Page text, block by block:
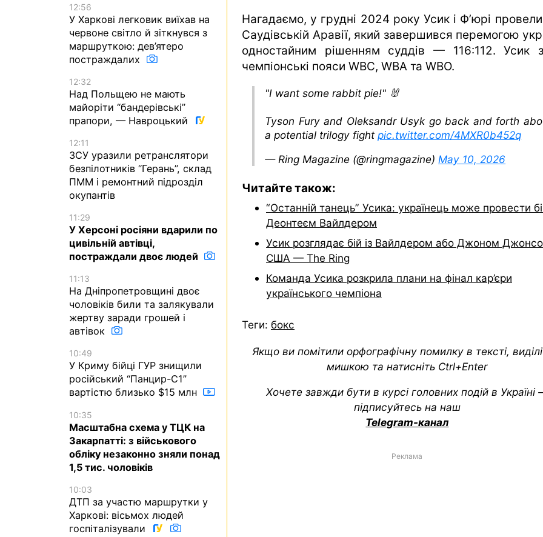
Нагадаємо, у грудні 2024 року Усик і Ф’юрі провели
Саудівській Аравії, який завершився перемогою
одностайним рішенням суддів — 116:112. Усик
чемпіонські пояси WBC, WBA та WBO.
"I want some rabbit pie!" 🐰
Tyson Fury and Oleksandr Usyk go back and forth
a potential trilogy fightpic.twitter.com/4MXR0b452q
— Ring Magazine (@ringmagazine) May 10, 2026
Читайте також:
“Останній танець” Усика: українець може провести
Деонтеєм Вайлдером
Усик розглядає бій із Вайлдером або Джоном
США — The Ring
Команда Усика розкрила плани на фінал кар’єри
українського чемпіона
Теги: бокс
Якщо ви помітили орфографічну помилку в тексті,
мишкою та натисніть Ctrl+Enter
Хочете завжди бути в курсі головних подій в Україні
підписуйтесь на наш
Telegram-канал
Реклама
12:56
У Харкові легковик виїхав на
червоне світло й зіткнувся з
маршруткою: дев’ятеро
постраждалих
12:32
Над Польщею не мають
майоріти “бандерівські”
прапори, — Навроцький
12:11
ЗСУ уразили ретранслятори
безпілотників “Герань”, склад
ПММ і ремонтний підрозділ
окупантів
11:29
У Херсоні росіяни вдарили по
цивільній автівці,
постраждали двоє людей
11:13
На Дніпропетровщині двоє
чоловіків били та залякували
жертву заради грошей і
автівок
10:49
У Криму бійці ГУР знищили
російський “Панцир-С1”
вартістю близько $15 млн
10:35
Масштабна схема у ТЦК на
Закарпатті: з військового
обліку незаконно зняли понад
1,5 тис. чоловіків
10:03
ДТП за участю маршрутки у
Харкові: вісьмох людей
госпіталізували